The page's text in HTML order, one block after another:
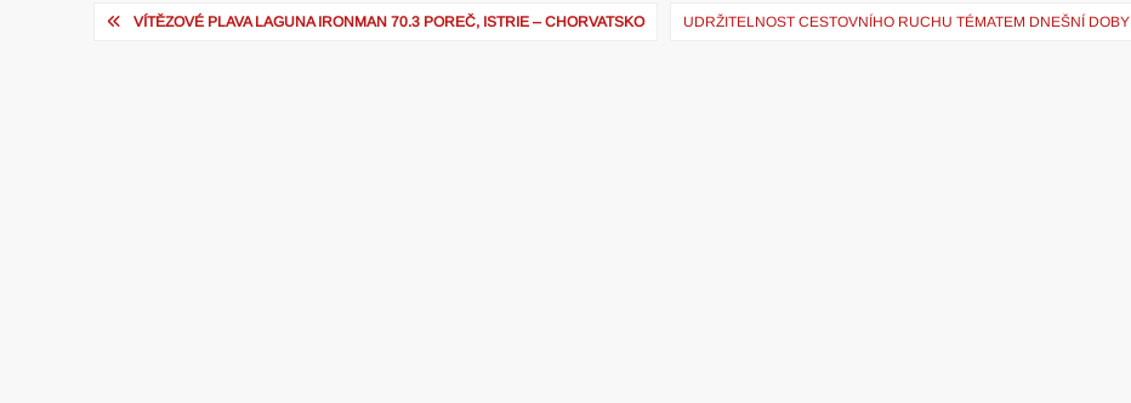
Navigace
VÍTĚZOVÉ PLAVA LAGUNA IRONMAN 70.3 POREČ, ISTRIE – CHORVATSKO UDRŽITELNOST CESTOVNÍHO RUCHU TÉMATEM DNEŠNÍ DOBY